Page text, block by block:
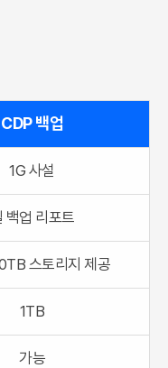
CDP 백업
1G 사설
백업 리포트
스토리지 제공
1TB
가능